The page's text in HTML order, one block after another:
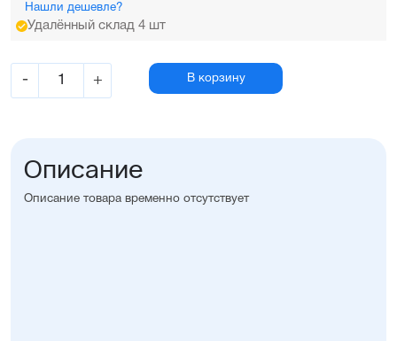
Нашли дешевле?
Удалённый склад 4 шт
- + В корзину
Описание
Описание товара временно отсутствует